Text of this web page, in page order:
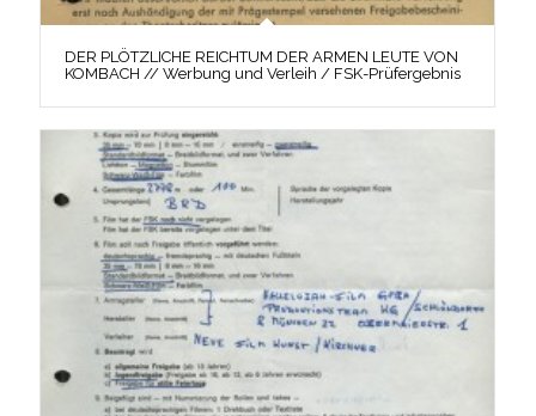
DER PLÖTZLICHE REICHTUM DER ARMEN LEUTE VON
KOMBACH // Werbung und Verleih / FSK-Prüfergebnis